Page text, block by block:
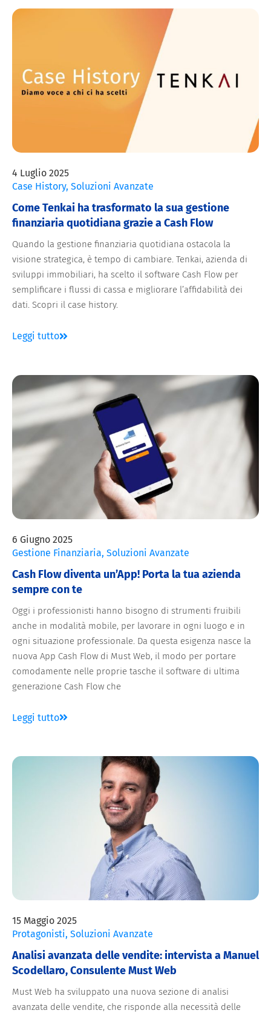
4 Luglio 2025
Case History, Soluzioni Avanzate
Come Tenkai ha trasformato la sua gestione
finanziaria quotidiana grazie a Cash Flow
Quando la gestione finanziaria quotidiana ostacola la
visione strategica, è tempo di cambiare. Tenkai, azienda di
sviluppi immobiliari, ha scelto il software Cash Flow per
semplificare i flussi di cassa e migliorare l’affidabilità dei
dati. Scopri il case history.
Leggi tutto
6 Giugno 2025
Gestione Finanziaria, Soluzioni Avanzate
Cash Flow diventa un’App! Porta la tua azienda
sempre con te
Oggi i professionisti hanno bisogno di strumenti fruibili
anche in modalità mobile, per lavorare in ogni luogo e in
ogni situazione professionale. Da questa esigenza nasce la
nuova App Cash Flow di Must Web, il modo per portare
comodamente nelle proprie tasche il software di ultima
generazione Cash Flow che
Leggi tutto
15 Maggio 2025
Protagonisti, Soluzioni Avanzate
Analisi avanzata delle vendite: intervista a Manuel
Scodellaro, Consulente Must Web
Must Web ha sviluppato una nuova sezione di analisi
avanzata delle vendite, che risponde alla necessità delle